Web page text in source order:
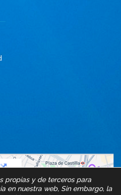
propias y de terceros para
en nuestra web, Sin embargo, la